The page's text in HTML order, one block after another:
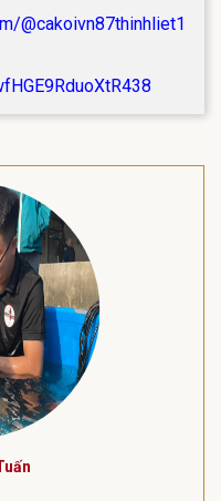
@cakoivn87thinhliet1